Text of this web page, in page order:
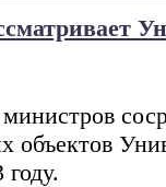
объектов